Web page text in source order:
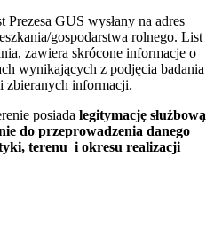
GUS wysłany na adres
gospodarstwa rolnego. List
zawiera skrócone informacje o
wynikających z podjęcia badania
zbieranych informacji.
posiada legitymację służbową
do przeprowadzenia danego
terenu i okresu realizacji